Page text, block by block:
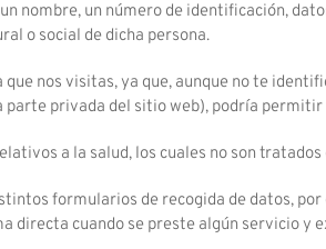
nombre, un número de identificación,
o social de dicha persona.
nos visitas, ya que, aunque no te
parte privada del sitio web), podría
a la salud, los cuales no son
formularios de recogida de datos,
directa cuando se preste algún servicio y